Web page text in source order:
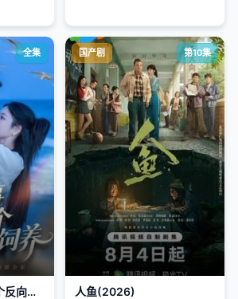
全集
这门婚事，主打一个反向饲养
国产剧 第10集
人鱼(2026)